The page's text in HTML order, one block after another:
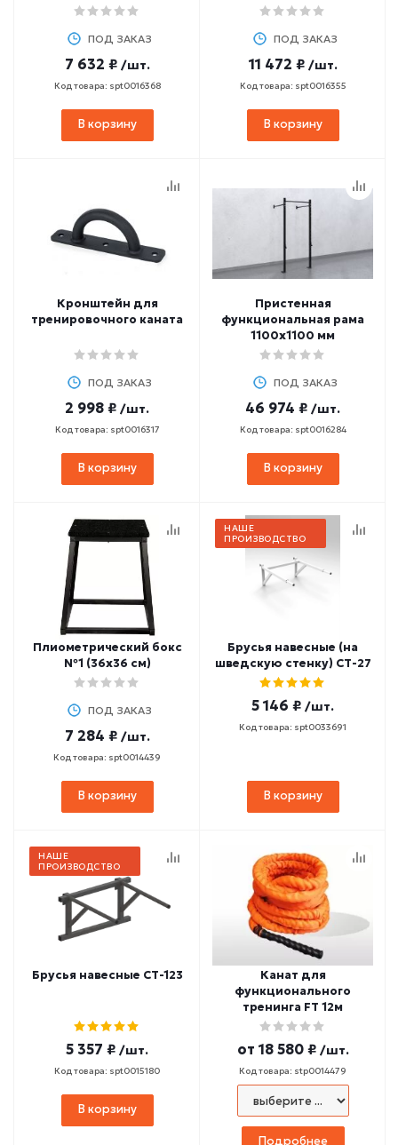
ПОД ЗАКАЗ
7 632 ₽ /шт.
Код товара: spt0016368
В корзину
ПОД ЗАКАЗ
11 472 ₽ /шт.
Код товара: spt0016355
В корзину
Кронштейн для
тренировочного каната
ПОД ЗАКАЗ
2 998 ₽ /шт.
Код товара: spt0016317
В корзину
Пристенная
функциональная рама
1100х1100 мм
ПОД ЗАКАЗ
46 974 ₽ /шт.
Код товара: spt0016284
В корзину
Плиометрический бокс
№1 (36х36 см)
ПОД ЗАКАЗ
7 284 ₽ /шт.
Код товара: spt0014439
В корзину
НАШЕ
ПРОИЗВОДСТВО
Брусья навесные (на
шведскую стенку) СТ-27
5 146 ₽ /шт.
Код товара: spt0033691
В корзину
НАШЕ
ПРОИЗВОДСТВО
Брусья навесные СТ-123
5 357 ₽ /шт.
Код товара: spt0015180
В корзину
Канат для
функционального
тренинга FT 12м
от 18 580 ₽ /шт.
Код товара: stp0014479
Подробнее